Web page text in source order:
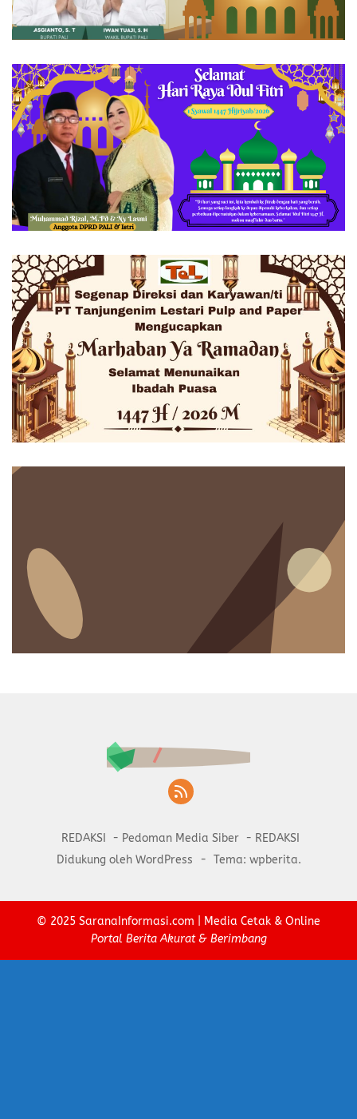
REDAKSI Pedoman Media Siber
REDAKSI
Didukung oleh WordPress
- Tema: wpberita.
© 2025 SaranaInformasi.com | Media Cetak & Online
Portal Berita Akurat & Berimbang